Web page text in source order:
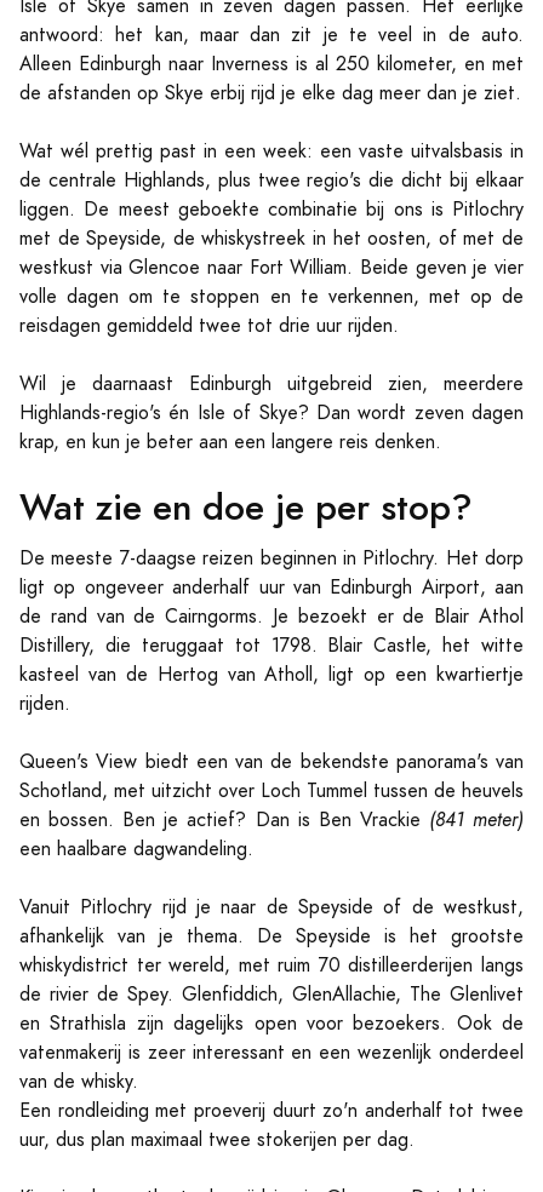
Isle of Skye samen in zeven dagen passen. Het eerlijke
antwoord: het kan, maar dan zit je te veel in de auto.
Alleen Edinburgh naar Inverness is al 250 kilometer, en met
de afstanden op Skye erbij rijd je elke dag meer dan je ziet.
Wat wél prettig past in een week: een vaste uitvalsbasis in
de centrale Highlands, plus twee regio's die dicht bij elkaar
liggen. De meest geboekte combinatie bij ons is Pitlochry
met de Speyside, de whiskystreek in het oosten, of met de
westkust via Glencoe naar Fort William. Beide geven je vier
volle dagen om te stoppen en te verkennen, met op de
reisdagen gemiddeld twee tot drie uur rijden.
Wil je daarnaast Edinburgh uitgebreid zien, meerdere
Highlands-regio's én Isle of Skye? Dan wordt zeven dagen
krap, en kun je beter aan een langere reis denken.
Wat zie en doe je per stop?
De meeste 7-daagse reizen beginnen in Pitlochry. Het dorp
ligt op ongeveer anderhalf uur van Edinburgh Airport, aan
de rand van de Cairngorms. Je bezoekt er de Blair Athol
Distillery, die teruggaat tot 1798. Blair Castle, het witte
kasteel van de Hertog van Atholl, ligt op een kwartiertje
rijden.
Queen's View biedt een van de bekendste panorama's van
Schotland, met uitzicht over Loch Tummel tussen de heuvels
en bossen. Ben je actief? Dan is Ben Vrackie (841 meter)
een haalbare dagwandeling.
Vanuit Pitlochry rijd je naar de Speyside of de westkust,
afhankelijk van je thema. De Speyside is het grootste
whiskydistrict ter wereld, met ruim 70 distilleerderijen langs
de rivier de Spey. Glenfiddich, GlenAllachie, The Glenlivet
en Strathisla zijn dagelijks open voor bezoekers. Ook de
vatenmakerij is zeer interessant en een wezenlijk onderdeel
van de whisky.
Een rondleiding met proeverij duurt zo'n anderhalf tot twee
uur, dus plan maximaal twee stokerijen per dag.